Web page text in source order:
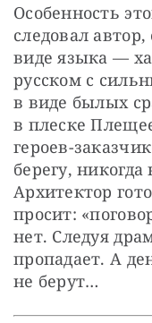
Особенность
следовал
виде языка —
русском с
в виде былых
в плеске
героев-
берегу,
Архитектор
просит:
нет. Следуя
пропадает. А
не берут…